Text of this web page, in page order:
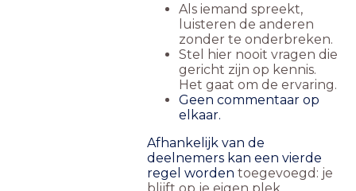
Als iemand spreekt,
luisteren de anderen
zonder te onderbreken.
Stel hier nooit vragen die
gericht zijn op kennis.
Het gaat om de ervaring.
Geen commentaar op
elkaar.
Afhankelijk van de
deelnemers kan een vierde
regel worden toegevoegd: je
blijft op je eigen plek.